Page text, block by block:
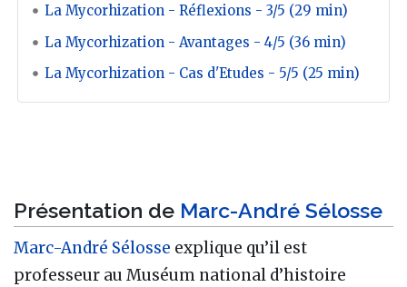
La Mycorhization - Réflexions - 3/5 (29 min)
La Mycorhization - Avantages - 4/5 (36 min)
La Mycorhization - Cas d'Etudes - 5/5 (25 min)
Présentation de Marc-André Sélosse
Marc-André Sélosse explique qu’il est
professeur au Muséum national d’histoire